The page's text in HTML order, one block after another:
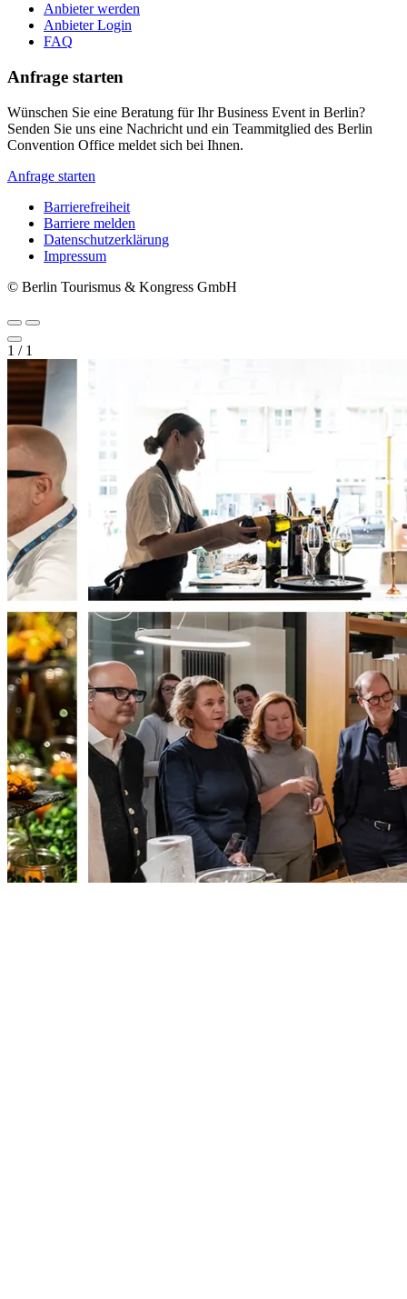
Anbieter werden
Anbieter Login
FAQ
Anfrage starten
Wünschen Sie eine Beratung für Ihr Business Event in Berlin?
Senden Sie uns eine Nachricht und ein Teammitglied des Berlin
Convention Office meldet sich bei Ihnen.
Anfrage starten
Metanavigation
Barrierefreiheit
Barriere melden
Datenschutzerklärung
Impressum
© Berlin Tourismus & Kongress GmbH
1 / 1